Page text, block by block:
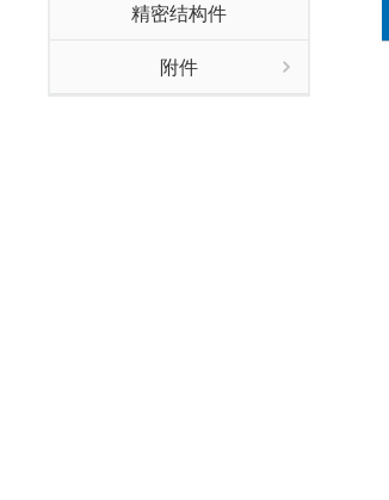
精密结构件
附件